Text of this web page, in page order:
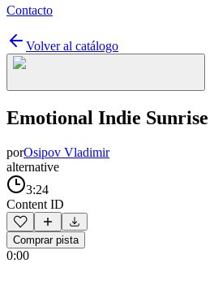
Contacto
Volver al catálogo
Emotional Indie Sunrise
porOsipov Vladimir
alternative
3:24
Content ID
Comprar pista
0:00